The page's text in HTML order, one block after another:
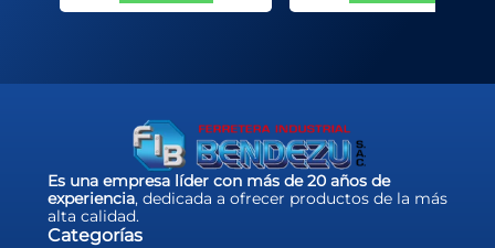
Es una empresa líder con más de 20 años de
experiencia, dedicada a ofrecer productos de la más
alta calidad.
Categorías